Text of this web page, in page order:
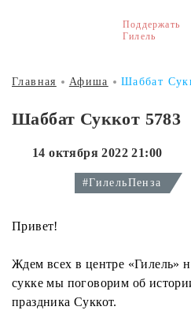
Поддержать
Гилель
Главная Афиша Шаббат
Шаббат Суккот 5783
14 октября 2022 21:00
#ГилельПенза
Привет!
Ждем всех в центре «Гилель»
сукке мы поговорим об
праздника Суккот.